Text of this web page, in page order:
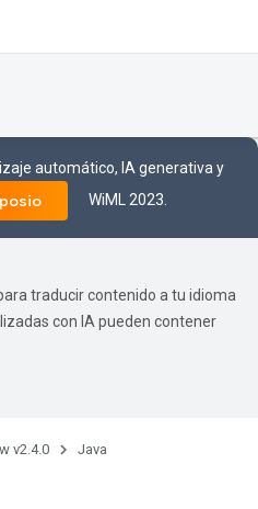
automático, IA generativa y
WiML 2023.
traducir contenido a tu idioma
con IA pueden contener
v2.4.0 Java